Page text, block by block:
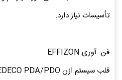
تأسیسات نیاز دارد.
فن‌ آوری EFFIZON